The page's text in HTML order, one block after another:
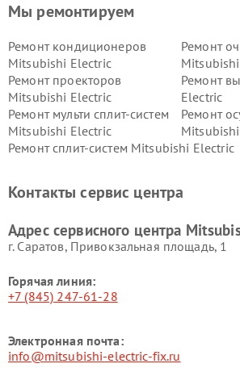
Мы ремонтируем
Ремонт кондиционеров
Mitsubishi Electric
Ремонт
Ремонт проекторов
Mitsubishi Electric
Ремонт
Electric
Ремонт мульти сплит-систем
Mitsubishi Electric
Ремонт
Ремонт сплит-систем Mitsubishi Electric
Контакты сервис центра
Адрес сервисного центра
г. Саратов, Привокзальная площадь, 1
Горячая линия:
+7 (845) 247-61-28
Электронная почта:
info@mitsubishi-electric-fix.ru